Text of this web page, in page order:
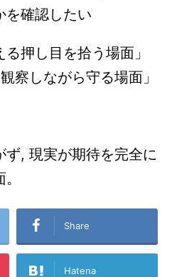
を確認したい
押し目を拾う場面」
察しながら守る場面」
ず, 現実が期待を完全に
Share
Hatena